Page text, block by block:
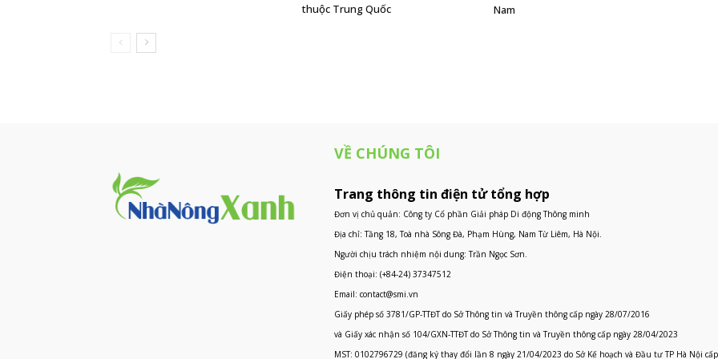
thuộc Trung Quốc Nam
VỀ CHÚNG TÔI
Trang thông tin điện tử tổng hợp
Đơn vị chủ quản: Công ty Cổ phần Giải pháp Di động Thông minh
Địa chỉ: Tầng 18, Toà nhà Sông Đà, Phạm Hùng, Nam Từ Liêm, Hà Nội.
Người chịu trách nhiệm nội dung: Trần Ngọc Sơn.
Điện thoại: (+84-24) 37347512
Email: contact@smi.vn
Giấy phép số 3781/GP-TTĐT do Sở Thông tin và Truyền thông cấp ngày 28/07/2016
và Giấy xác nhận số 104/GXN-TTĐT do Sở Thông tin và Truyền thông cấp ngày 28/04/2023
MST: 0102796729 (đăng ký thay đổi lần 8 ngày 21/04/2023 do Sở Kế hoạch và Đầu tư TP Hà Nội